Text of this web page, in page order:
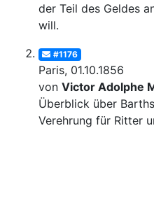
der Teil des Geldes
will.
#1176
Paris, 01.10.1856
von Victor Adolphe
Überblick über
Verehrung für Ritter